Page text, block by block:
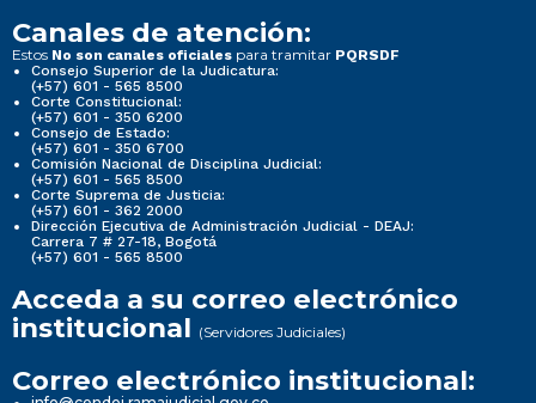
Canales de atención:
Estos No son canales oficiales para tramitar PQRSDF
Consejo Superior de la Judicatura:
(+57) 601 - 565 8500
Corte Constitucional:
(+57) 601 - 350 6200
Consejo de Estado:
(+57) 601 - 350 6700
Comisión Nacional de Disciplina Judicial:
(+57) 601 - 565 8500
Corte Suprema de Justicia:
(+57) 601 - 362 2000
Dirección Ejecutiva de Administración Judicial - DEAJ:
Carrera 7 # 27-18, Bogotá
(+57) 601 - 565 8500
Acceda a su correo electrónico
institucional (Servidores Judiciales)
Correo electrónico institucional: